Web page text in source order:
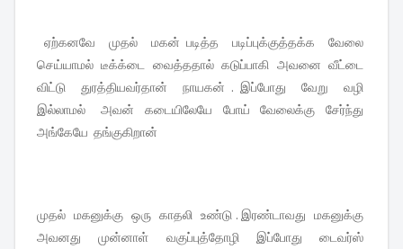
ஏற்கனவே முதல் மகன் படித்த படிப்புக்குத்தக்க வேலை
செய்யாமல் டீக்க்டை வைத்ததால் கடுப்பாகி அவனை வீட்டை
விட்டு துரத்தியவர்தான் நாயகன் . இப்போது வேறு வழி
இல்லாமல் அவன் கடையிலேயே போய் வேலைக்கு சேர்ந்து
அங்கேயே தங்குகிறான்
முதல் மகனுக்கு ஒரு காதலி உண்டு . இரண்டாவது மகனுக்கு
அவனது முன்னாள் வகுப்புத்தோழி இப்போது டைவர்ஸ்